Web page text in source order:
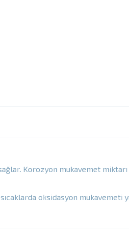
Korozyon mukavemet
oksidasyon mukavemeti